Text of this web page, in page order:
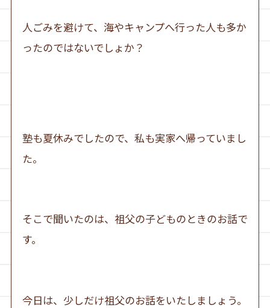
人ごみを避けて、海やキャンプへ行った人も多か
ったのではないでしょか？
塾も夏休みでしたので、私も実家へ帰っていまし
た。
そこで聞いたのは、祖父の子どものときのお話で
す。
今日は、少しだけ祖父のお話をいたしましょう。